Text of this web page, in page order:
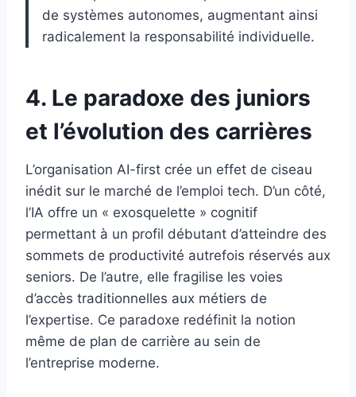
de systèmes autonomes, augmentant ainsi
radicalement la responsabilité individuelle.
4. Le paradoxe des juniors
et l’évolution des carrières
L’organisation AI-first crée un effet de ciseau
inédit sur le marché de l’emploi tech. D’un côté,
l’IA offre un « exosquelette » cognitif
permettant à un profil débutant d’atteindre des
sommets de productivité autrefois réservés aux
seniors. De l’autre, elle fragilise les voies
d’accès traditionnelles aux métiers de
l’expertise. Ce paradoxe redéfinit la notion
même de plan de carrière au sein de
l’entreprise moderne.